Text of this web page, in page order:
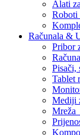
Alati
Roboti
Računala &
Pribor
Pisači,
Tablet
Mediji
Mreža